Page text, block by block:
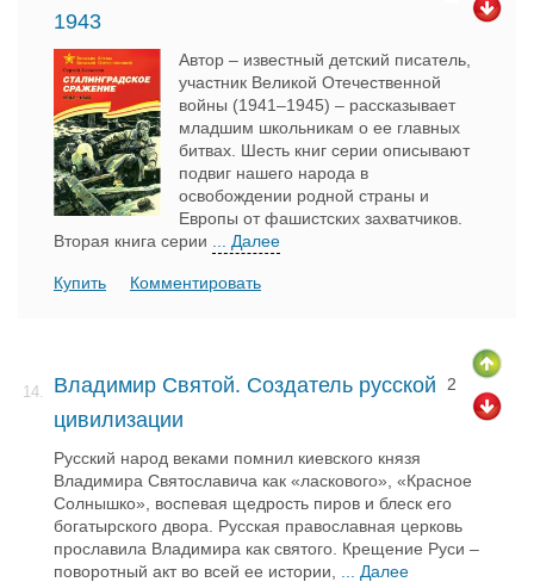
1943
Автор – известный детский писатель,
участник Великой Отечественной
войны (1941–1945) – рассказывает
младшим школьникам о ее главных
битвах. Шесть книг серии описывают
подвиг нашего народа в
освобождении родной страны и
Европы от фашистских захватчиков.
Вторая книга серии
... Далее
Купить Комментировать
14.
Владимир Святой. Создатель русской
цивилизации
2
Русский народ веками помнил киевского князя
Владимира Святославича как «ласкового», «Красное
Солнышко», воспевая щедрость пиров и блеск его
богатырского двора. Русская православная церковь
прославила Владимира как святого. Крещение Руси –
поворотный акт во всей ее истории,
... Далее